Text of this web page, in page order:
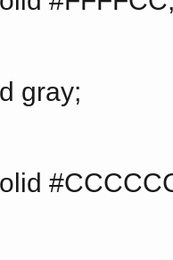
gray;